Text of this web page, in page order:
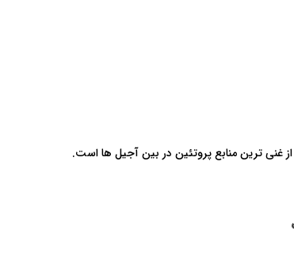
غنی ترین منابع پروتئین در بین آجیل ها است.